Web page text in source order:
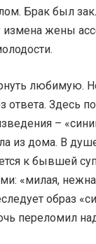
Брак был
измена жены
любимую.
ответа. Здесь
–
из дома. В
к бывшей
«милая,
образ
переломил